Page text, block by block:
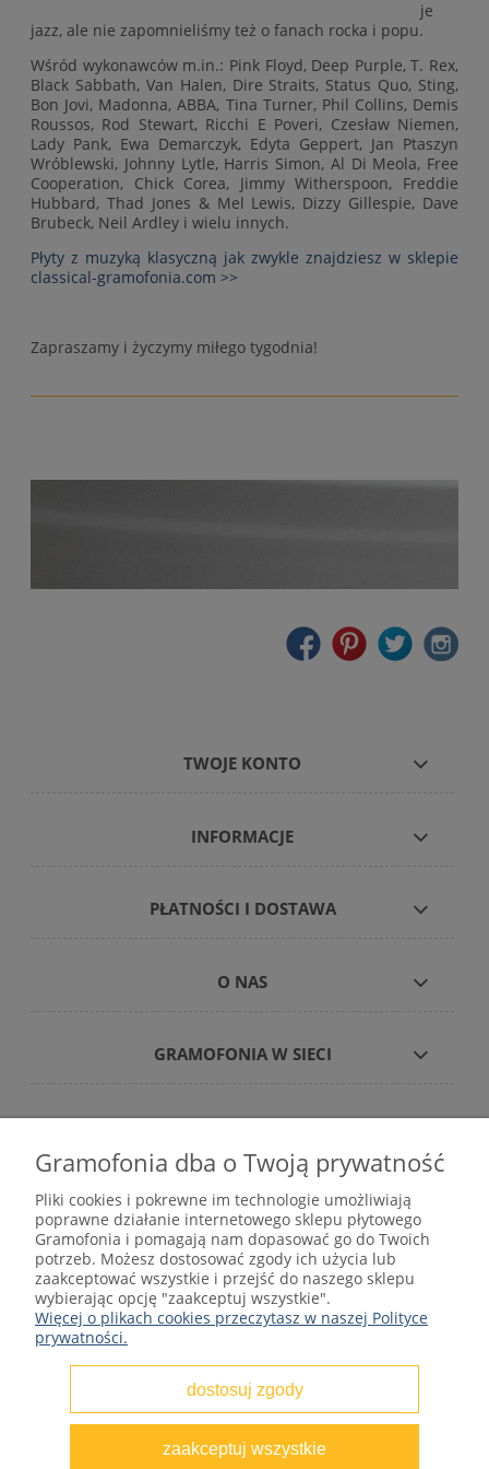
je
jazz, ale nie zapomnieliśmy też o fanach rocka i popu.
Wśród wykonawców m.in.: Pink Floyd, Deep Purple, T. Rex,
Black Sabbath, Van Halen, Dire Straits, Status Quo, Sting,
Bon Jovi, Madonna, ABBA, Tina Turner, Phil Collins, Demis
Roussos, Rod Stewart, Ricchi E Poveri, Czesław Niemen,
Lady Pank, Ewa Demarczyk, Edyta Geppert, Jan Ptaszyn
Wróblewski, Johnny Lytle, Harris Simon, Al Di Meola, Free
Cooperation, Chick Corea, Jimmy Witherspoon, Freddie
Hubbard, Thad Jones & Mel Lewis, Dizzy Gillespie, Dave
Brubeck, Neil Ardley i wielu innych.
Płyty z muzyką klasyczną jak zwykle znajdziesz w sklepie
classical-gramofonia.com >>
Zapraszamy i życzymy miłego tygodnia!
TWOJE KONTO
INFORMACJE
PŁATNOŚCI I DOSTAWA
O NAS
GRAMOFONIA W SIECI
gramofonia.com
kontakt@gramofonia.info
+48 601 262 000
Copyright © 2012–2026 GRAMOFONIA
pokaż pełną wersję strony
Sklep internetowy Shoper.pl
Gramofonia dba o Twoją prywatność
Pliki cookies i pokrewne im technologie umożliwiają
poprawne działanie internetowego sklepu płytowego
Gramofonia i pomagają nam dopasować go do Twoich
potrzeb. Możesz dostosować zgody ich użycia lub
zaakceptować wszystkie i przejść do naszego sklepu
wybierając opcję "zaakceptuj wszystkie".
Więcej o plikach cookies przeczytasz w naszej Polityce
prywatności.
dostosuj zgody
zaakceptuj wszystkie